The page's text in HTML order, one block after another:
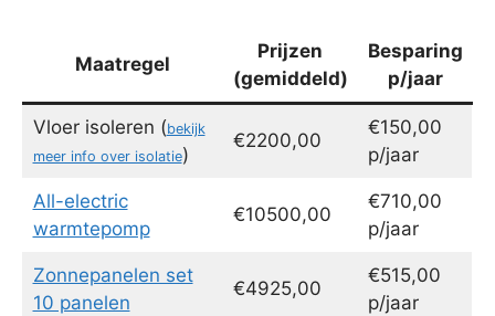
Maatregel
Prijzen
(gemiddeld)
Besparing
p/jaar
Vloer isoleren (bekijk
meer info over isolatie)
€2200,00
€150,00
p/jaar
All-electric
warmtepomp
€10500,00
€710,00
p/jaar
Zonnepanelen set
10 panelen
€4925,00
€515,00
p/jaar